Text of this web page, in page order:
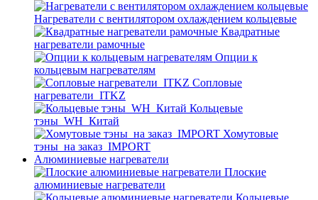
Нагреватели с вентилятором охлаждением кольцевые
Квадратные
нагреватели рамочные
Опции к
кольцевым нагревателям
Cопловые
нагреватели_ITKZ
Кольцевые
тэны_WH_Китай
Хомутовые
тэны_на заказ_IMPORT
Алюминиевые нагреватели
Плоские
алюминиевые нагреватели
Кольцевые